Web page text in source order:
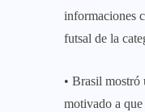
informaciones
futsal de la
• Brasil mostró
motivado a